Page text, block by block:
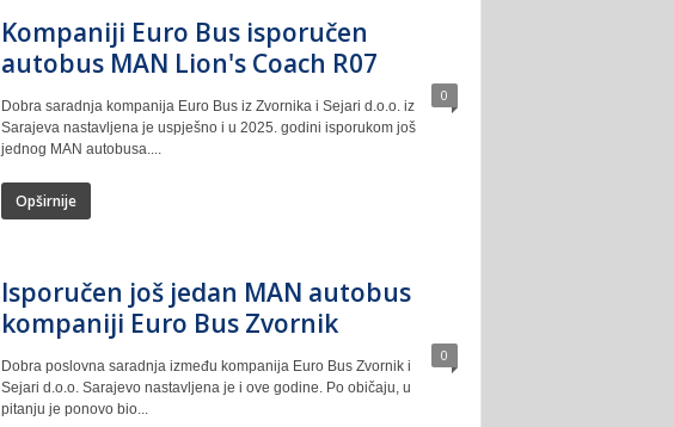
Kompaniji Euro Bus isporučen
autobus MAN Lion's Coach R07
0
Dobra saradnja kompanija Euro Bus iz Zvornika i Sejari d.o.o. iz
Sarajeva nastavljena je uspješno i u 2025. godini isporukom još
jednog MAN autobusa....
Opširnije
Isporučen još jedan MAN autobus
kompaniji Euro Bus Zvornik
0
Dobra poslovna saradnja između kompanija Euro Bus Zvornik i
Sejari d.o.o. Sarajevo nastavljena je i ove godine. Po običaju, u
pitanju je ponovo bio...